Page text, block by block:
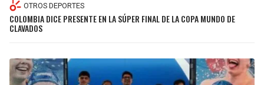
OTROS DEPORTES
COLOMBIA DICE PRESENTE EN LA SÚPER FINAL DE LA COPA MUNDO DE
CLAVADOS